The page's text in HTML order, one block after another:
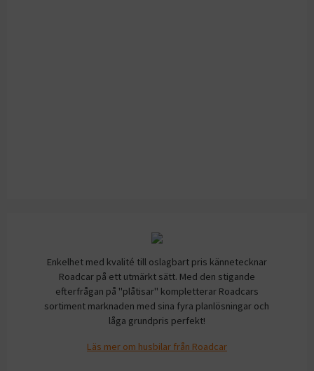
Enkelhet med kvalité till oslagbart pris kännetecknar
Roadcar på ett utmärkt sätt. Med den stigande
efterfrågan på "plåtisar" kompletterar Roadcars
sortiment marknaden med sina fyra planlösningar och
låga grundpris perfekt!
Läs mer om husbilar från Roadcar